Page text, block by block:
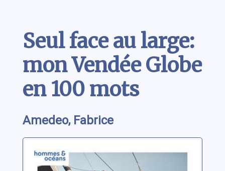
Seul face au large:
mon Vendée Globe
en 100 mots
Amedeo, Fabrice